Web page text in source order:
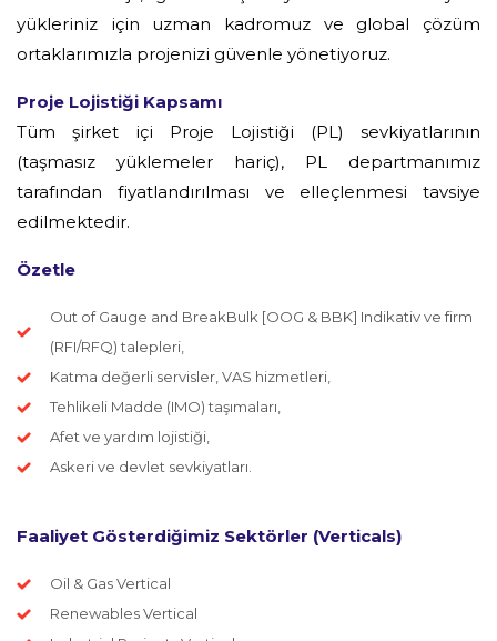
yükleriniz için uzman kadromuz ve global çözüm
ortaklarımızla projenizi güvenle yönetiyoruz.
Proje Lojistiği Kapsamı
Tüm şirket içi Proje Lojistiği (PL) sevkiyatlarının
(taşmasız yüklemeler hariç), PL departmanımız
tarafından fiyatlandırılması ve elleçlenmesi tavsiye
edilmektedir.
Özetle
Out of Gauge and BreakBulk [OOG & BBK] Indikativ ve firm
(RFI/RFQ) talepleri,
Katma değerli servisler, VAS hizmetleri,
Tehlikeli Madde (IMO) taşımaları,
Afet ve yardım lojistiği,
Askeri ve devlet sevkiyatları.
Faaliyet Gösterdiğimiz Sektörler (Verticals)
Oil & Gas Vertical
Renewables Vertical